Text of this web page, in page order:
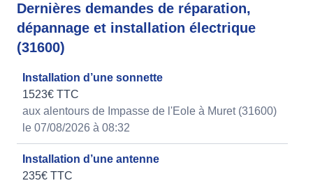
Dernières demandes de réparation,
dépannage et installation électrique
(31600)
Installation d’une sonnette
1523€ TTC
aux alentours de Impasse de l'Eole à Muret (31600)
le 07/08/2026 à 08:32
Installation d’une antenne
235€ TTC